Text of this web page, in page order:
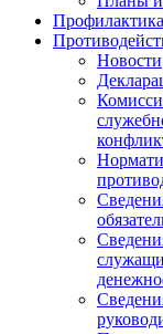
Новости